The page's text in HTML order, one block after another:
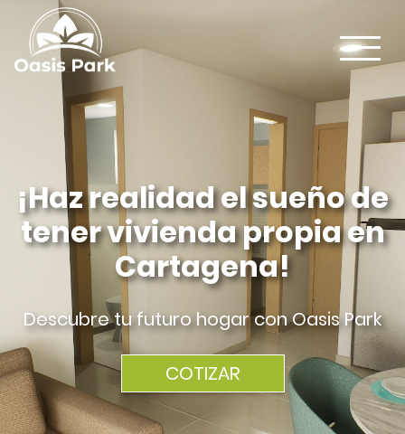
¡Haz realidad el sueño de
tener vivienda propia en
Cartagena!
Descubre tu futuro hogar con Oasis Park